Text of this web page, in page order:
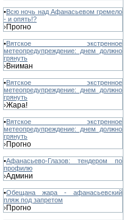
•Всю ночь над Афанасьевом гремело
- и опять!?
›Прогно
•Вятское экстренное
метеопредупреждение: днем должно
грянуть
›Вниман
•Вятское экстренное
метеопредупреждение: днем должно
грянуть
›Жара!
•Вятское экстренное
метеопредупреждение: днем должно
грянуть
›Прогно
•Афанасьево-Глазов: тендером по
профилю
›Админи
•Обещана жара - афанасьевский
пляж под запретом
›Прогно